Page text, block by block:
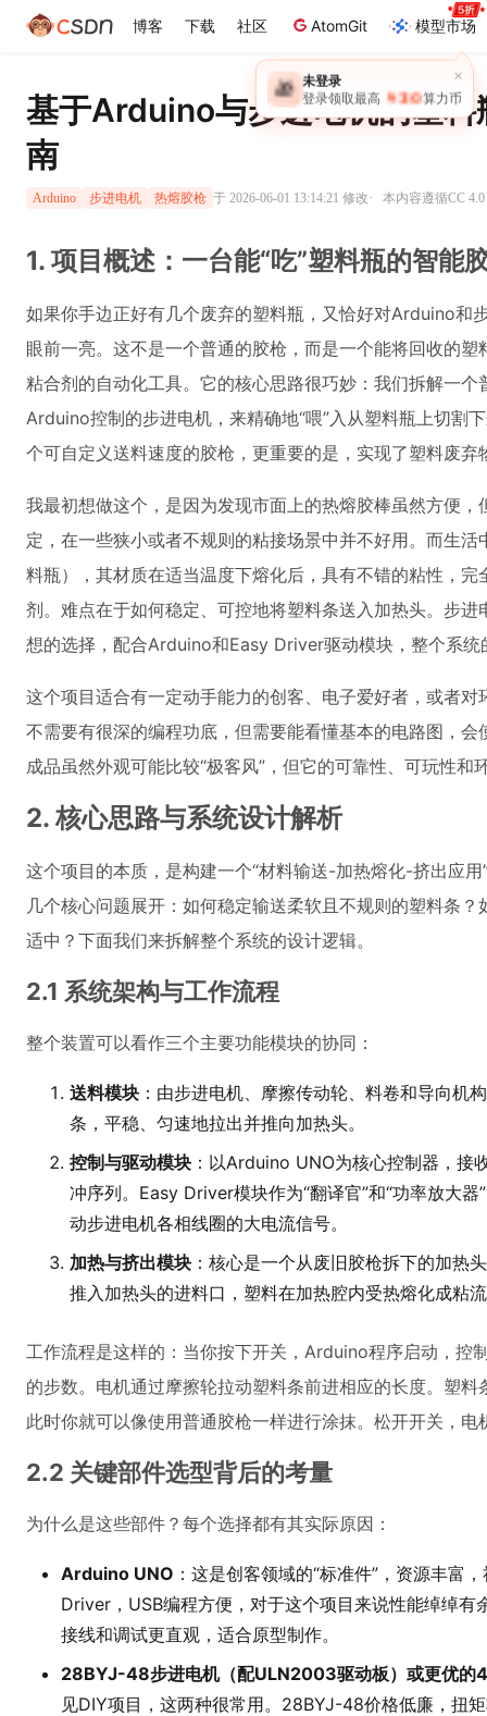
博客 下载 社区 AtomGit 模型市场
×
🎁 未登录
登录领取最高 ￥30 算力币
基于Arduino与步进电机的塑料
南
Arduino 步进电机 热熔胶枪 于 2026-06-01 13:14:21 修改· 本内容遵循CC
1. 项目概述：一台能“吃”塑料瓶的智能
如果你手边正好有几个废弃的塑料瓶，又恰好对Arduino和
眼前一亮。这不是一个普通的胶枪，而是一个能将回收的
粘合剂的自动化工具。它的核心思路很巧妙：我们拆解一
Arduino控制的步进电机，来精确地“喂”入从塑料瓶上切割
个可自定义送料速度的胶枪，更重要的是，实现了塑料废弃
我最初想做这个，是因为发现市面上的热熔胶棒虽然方便
定，在一些狭小或者不规则的粘接场景中并不好用。而生
料瓶），其材质在适当温度下熔化后，具有不错的粘性，
剂。难点在于如何稳定、可控地将塑料条送入加热头。步
想的选择，配合Arduino和Easy Driver驱动模块，整个系统
这个项目适合有一定动手能力的创客、电子爱好者，或者
不需要有很深的编程功底，但需要能看懂基本的电路图，
成品虽然外观可能比较“极客风”，但它的可靠性、可玩性和
2. 核心思路与系统设计解析
这个项目的本质，是构建一个“材料输送-加热熔化-挤出应
几个核心问题展开：如何稳定输送柔软且不规则的塑料条
适中？下面我们来拆解整个系统的设计逻辑。
2.1 系统架构与工作流程
整个装置可以看作三个主要功能模块的协同：
送料模块 ：由步进电机、摩擦传动轮、料卷和导向机
条，平稳、匀速地拉出并推向加热头。
控制与驱动模块 ：以Arduino UNO为核心控制器，接
冲序列。Easy Driver模块作为“翻译官”和“功率放大
动步进电机各相线圈的大电流信号。
加热与挤出模块 ：核心是一个从废旧胶枪拆下的加热
推入加热头的进料口，塑料在加热腔内受热熔化成粘
工作流程是这样的：当你按下开关，Arduino程序启动，控
的步数。电机通过摩擦轮拉动塑料条前进相应的长度。塑
此时你就可以像使用普通胶枪一样进行涂抹。松开开关，电
2.2 关键部件选型背后的考量
为什么是这些部件？每个选择都有其实际原因：
Arduino UNO ：这是创客领域的“标准件”，资源丰富
Driver，USB编程方便，对于这个项目来说性能绰绰
接线和调试更直观，适合原型制作。
28BYJ-48步进电机（配ULN2003驱动板）或更优的
见DIY项目，这两种很常用。28BYJ-48价格低廉，扭